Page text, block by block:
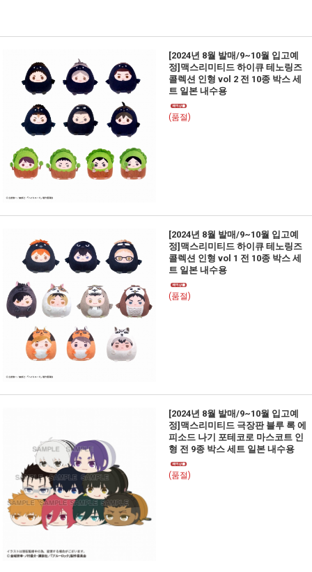
[2024년 8월 발매/9~10월 입고예
정]맥스리미티드 하이큐 테노링즈
콜렉션 인형 vol 2 전 10종 박스 세
트 일본 내수용
(품절)
[2024년 8월 발매/9~10월 입고예
정]맥스리미티드 하이큐 테노링즈
콜렉션 인형 vol 1 전 10종 박스 세
트 일본 내수용
(품절)
[2024년 8월 발매/9~10월 입고예
정]맥스리미티드 극장판 블루 록 에
피소드 나기 포테코로 마스코트 인
형 전 9종 박스 세트 일본 내수용
(품절)